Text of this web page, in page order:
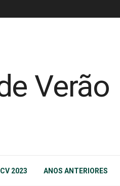
CV 2023 ANOS ANTERIORES